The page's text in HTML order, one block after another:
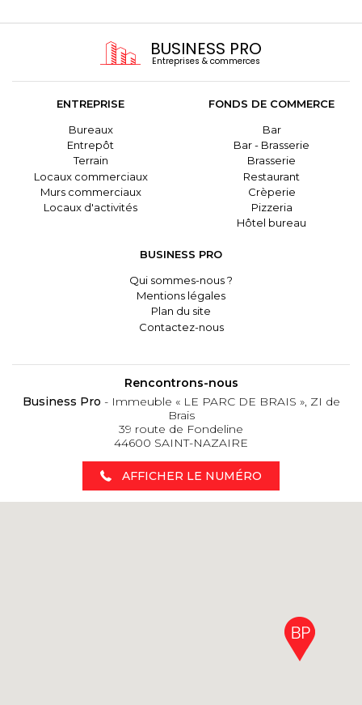
BUSINESS PRO
Entreprises & commerces
ENTREPRISE
Bureaux
Entrepôt
Terrain
Locaux commerciaux
Murs commerciaux
Locaux d'activités
FONDS DE COMMERCE
Bar
Bar - Brasserie
Brasserie
Restaurant
Crèperie
Pizzeria
Hôtel bureau
BUSINESS PRO
Qui sommes-nous ?
Mentions légales
Plan du site
Contactez-nous
Rencontrons-nous
Business Pro - Immeuble « LE PARC DE BRAIS », ZI de
Brais
39 route de Fondeline
44600 SAINT-NAZAIRE
AFFICHER LE NUMÉRO